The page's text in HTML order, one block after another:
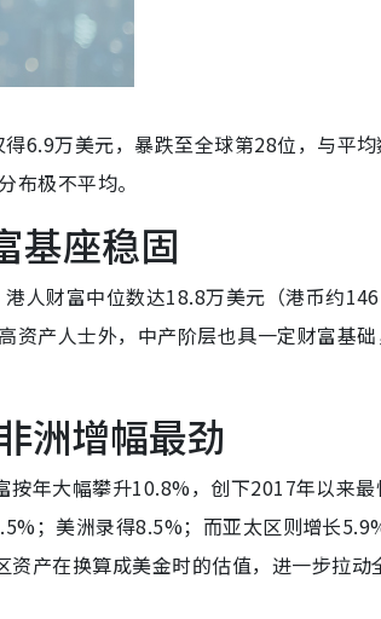
6.9万美元，暴跌至全球第28位，与平
极不平均。
基座稳固
人财富中位数达18.8万美元（港币约
资产人士外，中产阶层也具一定财富基
洲增幅最劲
年大幅攀升10.8%，创下2017年以来
；美洲录得8.5%；而亚太区则增长
产在换算成美金时的估值，进一步拉动